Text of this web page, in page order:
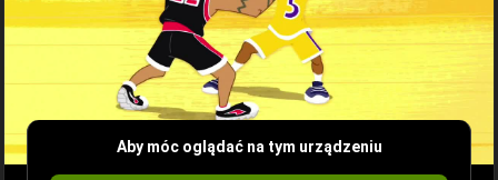
Aby móc oglądać na tym urządzeniu